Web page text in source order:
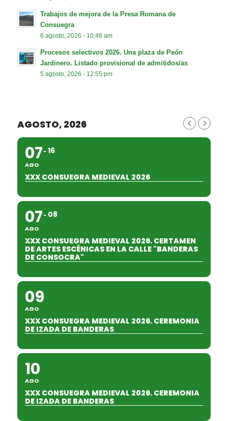
Trabajos de mejora de la Presa Romana de
Consuegra
6 agosto, 2026 - 10:46 am
Procesos selectivos 2026. Una plaza de Peón
Jardinero. Listado provisional de admitidos/as
5 agosto, 2026 - 12:55 pm
AGOSTO, 2026
07
AGO
16
XXX CONSUEGRA MEDIEVAL 2026
07
AGO
08
XXX CONSUEGRA MEDIEVAL 2026. CERTAMEN
DE ARTES ESCÉNICAS EN LA CALLE "BANDERAS
DE CONSOCRA"
09
AGO
XXX CONSUEGRA MEDIEVAL 2026. CEREMONIA
DE IZADA DE BANDERAS
10
AGO
XXX CONSUEGRA MEDIEVAL 2026. CEREMONIA
DE IZADA DE BANDERAS